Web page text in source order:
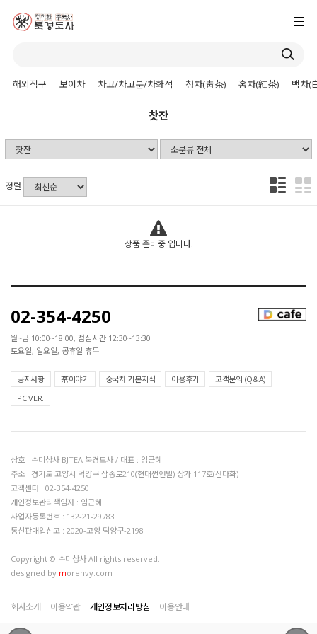
해외직구 보이차 차고/차고분/차화석 청차(靑茶) 홍차(紅茶) 백차(
찻잔
정렬
상품 준비중 입니다.
02-354-4250
월~금 10:00~18:00, 점심시간 12:30~13:30
토요일, 일요일, 공휴일 휴무
공지사항 茶이야기 중국차 기본지식 이용후기
고객문의 (Q&A)
PC VER.
상호 : 수미상사 BJTEA 북경도사 / 대표 : 임근혜
주소 : 경기도 고양시 덕양구 삼송로210(현대썬앤빌) 상가 117호(산다화)
고객센터 : 02-354-4250
개인정보관리책임자 : 임근혜
사업자등록번호 : 132-21-29783
통신판매업신고 : 2020-고양 덕양구-2198
Copyright © 수미상사 All rights reserved.
designed by morenvy.com
회사소개 이용약관 개인정보처리방침 이용안내